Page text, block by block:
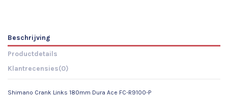
Beschrijving
Productdetails
Klantrecensies(0)
Shimano Crank Links 180mm Dura Ace FC-R9100-P